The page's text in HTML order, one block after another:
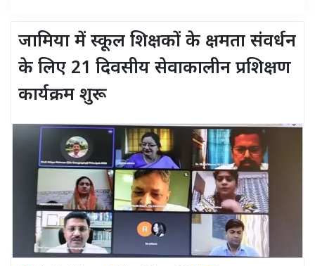
जामिया में स्कूल शिक्षकों के क्षमता संवर्धन
के लिए 21 दिवसीय सेवाकालीन प्रशिक्षण
कार्यक्रम शुरू